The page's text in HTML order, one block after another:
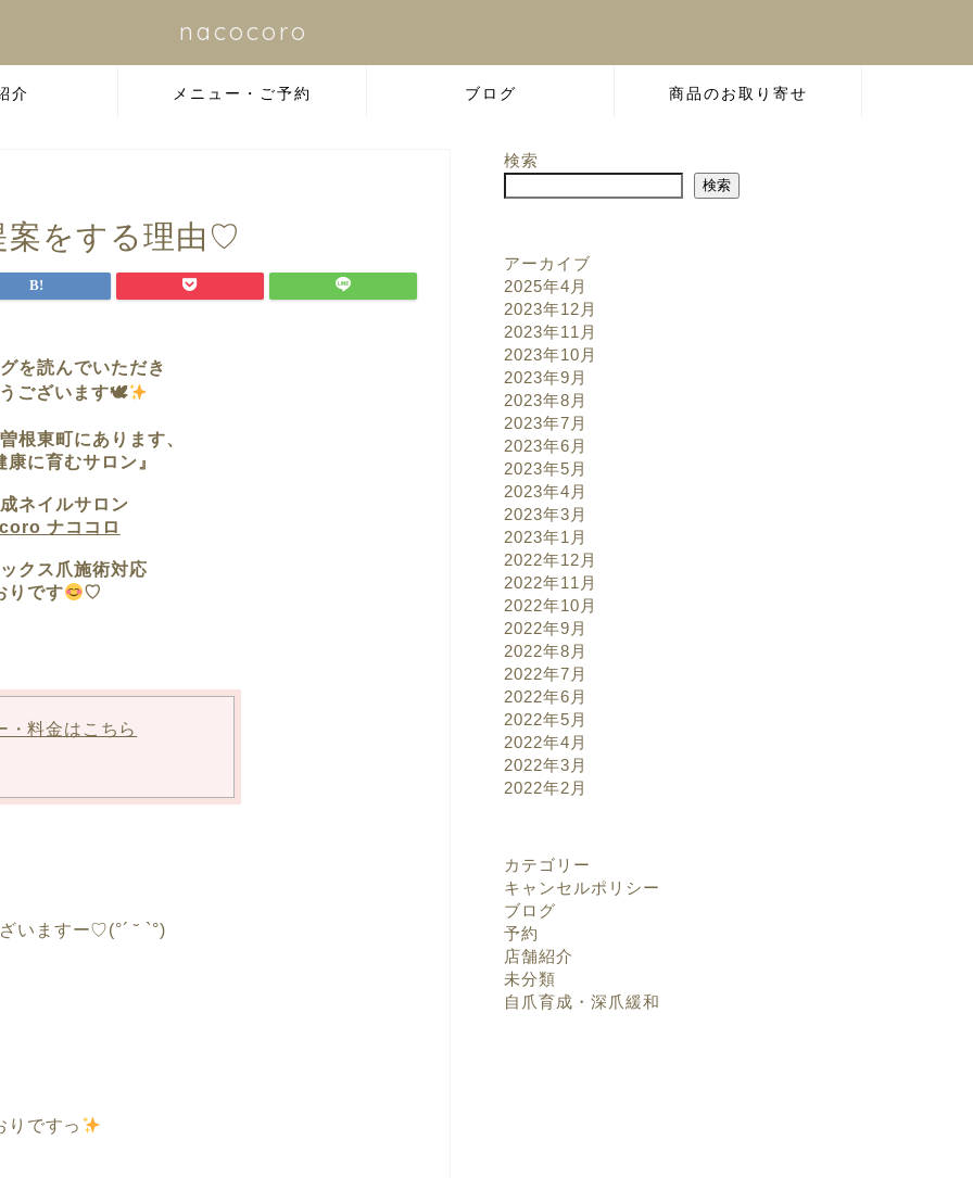
nacocoro
介 メニュー・ご予約 ブログ 商品のお取り寄せ
案をする理由♡
を読んでいただき
ございます🕊
根東町にあります、
康に育むサロン』
ネイルサロン
ナココロ
クス爪施術対応
りです
♡
・料金はこちら
いますー♡︎(°´ ˘ `°)
りですっ
検索
検索
アーカイブ
2025年4月
2023年12月
2023年11月
2023年10月
2023年9月
2023年8月
2023年7月
2023年6月
2023年5月
2023年4月
2023年3月
2023年1月
2022年12月
2022年11月
2022年10月
2022年9月
2022年8月
2022年7月
2022年6月
2022年5月
2022年4月
2022年3月
2022年2月
カテゴリー
キャンセルポリシー
ブログ
予約
店舗紹介
未分類
自爪育成・深爪緩和